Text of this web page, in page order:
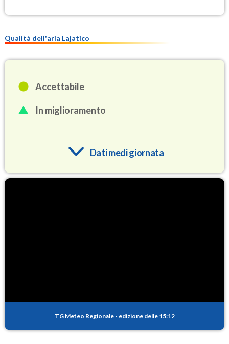
Qualità dell'aria Lajatico
Accettabile
In miglioramento
Dati medi giornata
PM25
TG Meteo Regionale - edizione delle 15:12